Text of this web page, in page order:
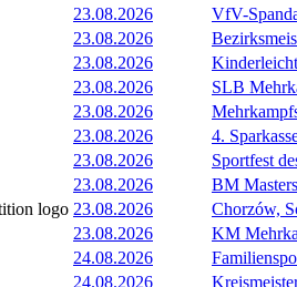
23.08.2026
VfV-
23.08.2026
23.08.2026
23.08.2026
SLB
23.08.2026
23.08.2026
4.
23.08.2026
Sportfest
23.08.2026
BM
23.08.2026
Chorzów,
23.08.2026
KM
24.08.2026
24.08.2026